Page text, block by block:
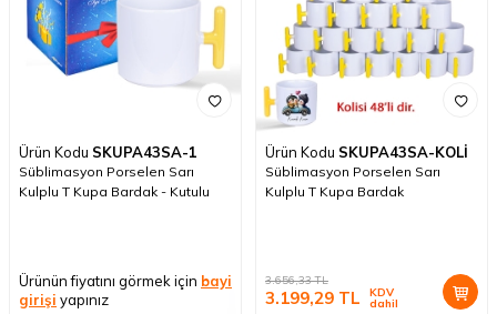
Ürün Kodu SKUPA43SA-1
Süblimasyon Porselen Sarı
Kulplu T Kupa Bardak - Kutulu
Ürünün fiyatını görmek için bayi
girişi yapınız
Ürün Kodu SKUPA43SA-KOLİ
Süblimasyon Porselen Sarı
Kulplu T Kupa Bardak
3.656,33TL
3.199,29 TL KDV
dahil